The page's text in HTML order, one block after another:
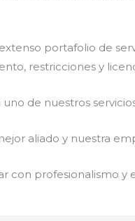
portafolio de
restricciones y
de nuestros
aliado y nuestra
con profesionalismo y